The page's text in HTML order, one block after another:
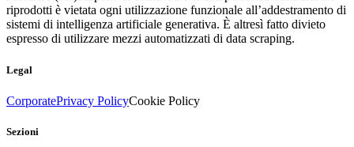
riprodotti è vietata ogni utilizzazione funzionale all’addestramento di
sistemi di intelligenza artificiale generativa. È altresì fatto divieto
espresso di utilizzare mezzi automatizzati di data scraping.
Legal
CorporatePrivacy PolicyCookie Policy
Sezioni